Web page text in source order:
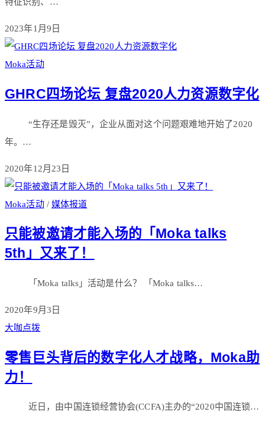
特征识别、…
2023年1月9日
Moka活动
GHRC四场论坛 复盘2020人力资源数字化
“生存还是毁灭”，企业从面对这个问题艰难地开始了2020
年。…
2020年12月23日
Moka活动/ 媒体报道
只能被邀请才能入场的「Moka talks
5th」又来了！
「Moka talks」活动是什么？ 「Moka talks…
2020年9月3日
大咖点拨
零售巨头背后的数字化人才战略，Moka助
力！
近日，由中国连锁经营协会(CCFA)主办的“2020中国连锁…